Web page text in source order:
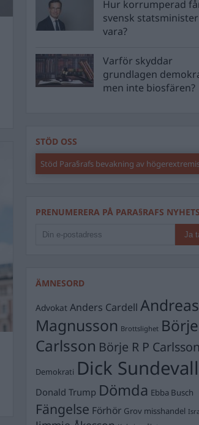
Hur korrumperad
svensk statsminister
vara?
Varför skyddar
grundlagen
men inte biosfären?
STÖD OSS
Stöd Para§rafs bevakning av
PRENUMERERA PÅ PARA§RAFS
ÄMNESORD
Advokat Anders Cardell Andreas
Magnusson Brottslighet Börje
Carlsson Börje R P Carlsson
Demokrati Dick Sundevall
Donald Trump Dömda Ebba Busch
Fängelse Förhör Grov misshandel